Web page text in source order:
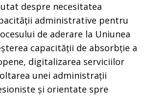
despre necesitatea
administrative pentru
de aderare la Uniunea
capacității de absorbție a
digitalizarea serviciilor
unei administrații
și orientate spre